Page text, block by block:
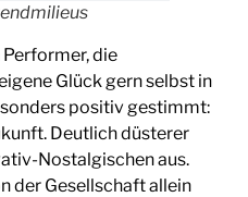
die
Glück gern selbst in
positiv gestimmt:
Deutlich düsterer
Nostalgischen aus.
der Gesellschaft allein